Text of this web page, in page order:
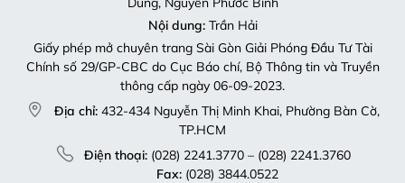
Nội dung:Trần Hải
Giấy phép mở chuyên trang Sài Gòn Giải Phóng Đầu Tư Tài
Chính số 29/GP-CBC do Cục Báo chí, Bộ Thông tin và Truyền
thông cấp ngày 06-09-2023.
Địa chỉ: 432-434 Nguyễn Thị Minh Khai, Phường Bàn Cờ,
TP.HCM
Điện thoại:(028) 2241.3770 – (028) 2241.3760
Fax:(028) 3844.0522